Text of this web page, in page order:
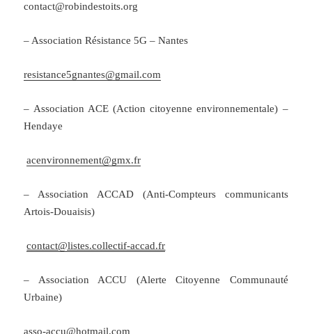
contact@robindestoits.org
– Association Résistance 5G – Nantes
resistance5gnantes@gmail.com
– Association ACE (Action citoyenne environnementale) –
Hendaye
acenvironnement@gmx.fr
– Association ACCAD (Anti-Compteurs communicants
Artois-Douaisis)
contact@listes.collectif-accad.fr
– Association ACCU (Alerte Citoyenne Communauté
Urbaine)
asso-accu@hotmail.com